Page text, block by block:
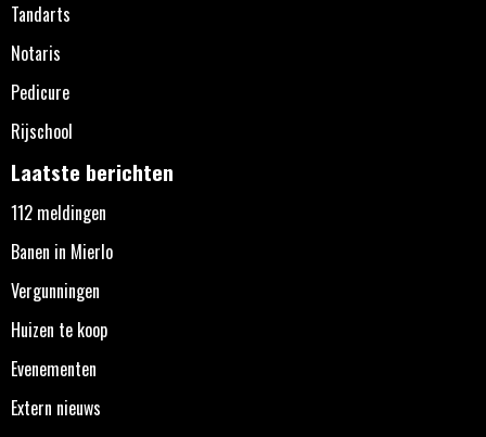
Tandarts
Notaris
Pedicure
Rijschool
Laatste berichten
112 meldingen
Banen in Mierlo
Vergunningen
Huizen te koop
Evenementen
Extern nieuws